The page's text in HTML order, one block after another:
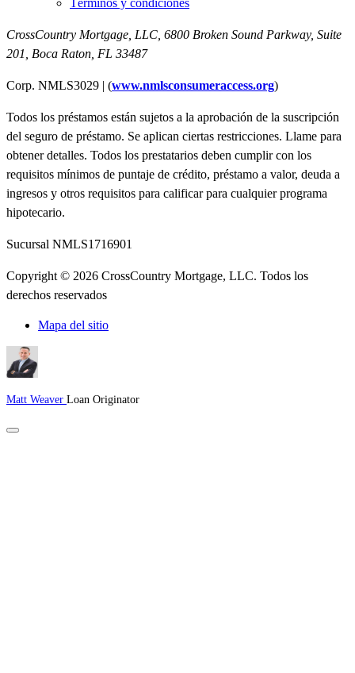
CrossCountry Mortgage, LLC, 6800 Broken Sound Parkway, Suite
201
Boca Raton, FL 33487
Corp. NMLS3029 | (www.nmlsconsumeraccess.org)
Todos los préstamos están sujetos a la aprobación de la suscripción
del seguro de préstamo. Se aplican ciertas restricciones. Llame para
obtener detalles. Todos los prestatarios deben cumplir con los
requisitos mínimos de puntaje de crédito, préstamo a valor, deuda a
ingresos y otros requisitos para calificar para cualquier programa
hipotecario.
Sucursal NMLS1716901
Copyright © 2026 CrossCountry Mortgage, LLC. Todos los
derechos reservados
Mapa del sitio
Matt Weaver Loan Originator